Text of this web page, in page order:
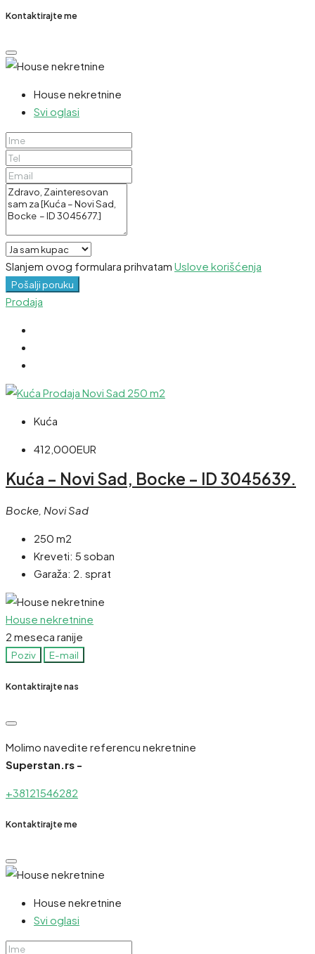
Kontaktirajte me
House nekretnine
Svi oglasi
Slanjem ovog formulara prihvatam Uslove korišćenja
Pošalji poruku
Prodaja
Kuća
412,000EUR
Kuća – Novi Sad, Bocke – ID 3045639.
Bocke, Novi Sad
250 m2
Kreveti: 5 soban
Garaža: 2. sprat
House nekretnine
2 meseca ranije
Poziv E-mail
Kontaktirajte nas
Molimo navedite referencu nekretnine
Superstan.rs -
+38121546282
Kontaktirajte me
House nekretnine
Svi oglasi